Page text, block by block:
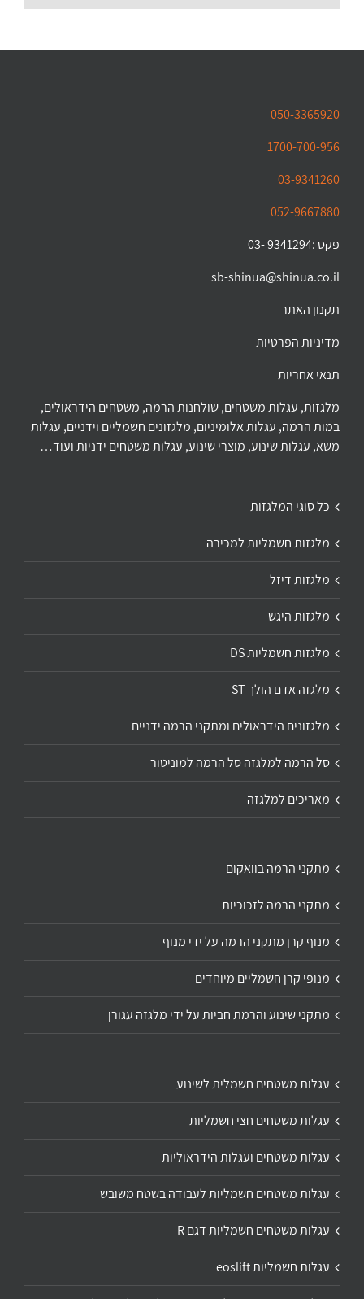
050-3365920
1700-700-956
03-9341260
052-9667880
פקס :9341294 -03
sb-shinua@shinua.co.il
תקנון האתר
מדיניות הפרטיות
תנאי אחריות
מלגזות, עגלות משטחים, שולחנות הרמה, משטחים הידראולים,
במות הרמה, עגלות אלומיניום, מלגזונים חשמליים וידניים, עגלות
משא, עגלות שינוע, מוצרי שינוע, עגלות משטחים ידניות ועוד…
כל סוגי המלגזות
מלגזות חשמליות למכירה
מלגזות דיזל
מלגזות היגש
מלגזות חשמליות DS
מלגזה אדם הולך ST
מלגזונים הידראולים ומתקני הרמה ידניים
סל הרמה למלגזה סל הרמה למוניטור
מאריכים למלגזה
מתקני הרמה בוואקום
מתקני הרמה לזכוכיות
מנוף קרן מתקני הרמה על ידי מנוף
מנופי קרן חשמליים מיוחדים
מתקני שינוע והרמת חביות על ידי מלגזה עגורן
עגלות משטחים חשמלית לשינוע
עגלות משטחים חצי חשמליות
עגלות משטחים ועגלות הידראוליות
עגלות משטחים חשמליות לעבודה בשטח משובש
עגלות משטחים חשמליות דגם R
עגלות חשמליות eoslift